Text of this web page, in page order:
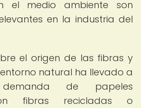
el medio ambiente son
en la industria del
el origen de las fibras y
natural ha llevado a
de papeles
fibras recicladas o